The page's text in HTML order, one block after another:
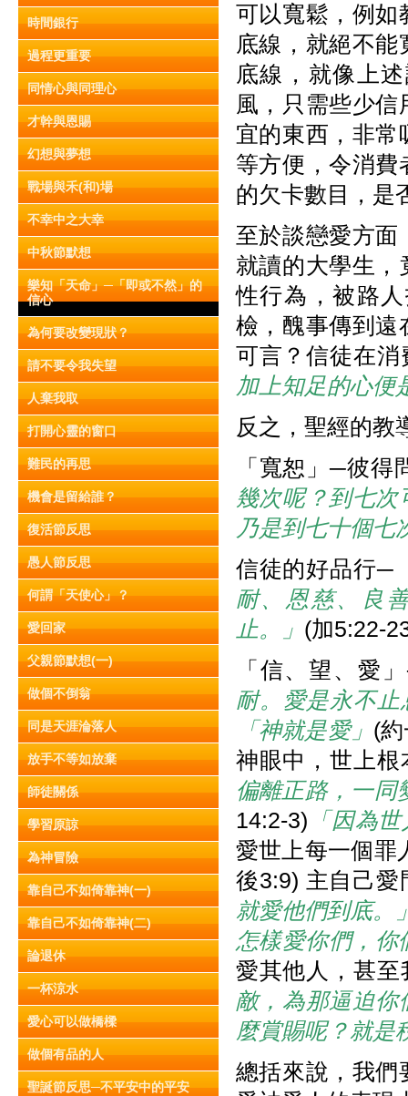
時間銀行
過程更重要
同情心與同理心
才幹與恩賜
幻想與夢想
戰場與禾(和)場
不幸中之大幸
中秋節默想
樂知「天命」─「即或不然」的
信心
為何要改變現狀？
請不要令我失望
人棄我取
打開心靈的窗口
難民的再思
機會是留給誰？
復活節反思
愚人節反思
何謂「天使心」？
愛回家
父親節默想(一)
做個不倒翁
同是天涯淪落人
放手不等如放棄
師徒關係
學習原諒
為神冒險
靠自己不如倚靠神(一)
靠自己不如倚靠神(二)
論退休
一杯涼水
愛心可以做橋樑
做個有品的人
聖誕節反思─不平安中的平安
可以寬鬆，例如
底線，就絕不
底線，就像上
風，只需些少
宜的東西，非常
等方便，令消費
的欠卡數目，是
至於談戀愛方面
就讀的大學生，
性行為，被路
檢，醜事傳到遠
可言？信徒在
加上知足的心便
反之，聖經的教
「寬恕」─彼得
幾次呢？到七
乃是到七十個七
信徒的好品行─
耐、恩慈、良
止。」 (加5:22-
「信、望、愛
耐。愛是永不止
「神就是愛」 (
神眼中，世上
偏離正路，一同
14:2-3) 「因為
愛世上每一個罪
後3:9) 主自己
就愛他們到底。
怎樣愛你們，你
愛其他人，甚
敵，為那逼迫你
麼賞賜呢？就是
總括來說，我們